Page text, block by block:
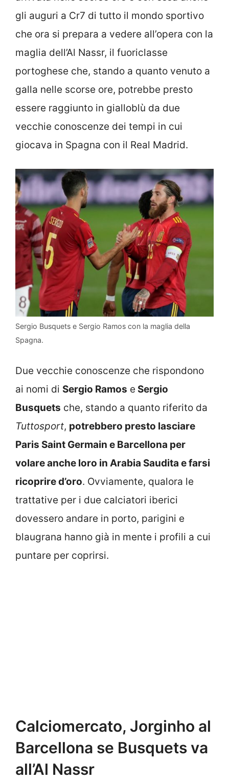
gli auguri a Cr7 di tutto il mondo sportivo
che ora si prepara a vedere all’opera con la
maglia dell’Al Nassr, il fuoriclasse
portoghese che, stando a quanto venuto a
galla nelle scorse ore, potrebbe presto
essere raggiunto in gialloblù da due
vecchie conoscenze dei tempi in cui
giocava in Spagna con il Real Madrid.
Sergio Busquets e Sergio Ramos con la maglia della
Spagna.
Due vecchie conoscenze che rispondono
ai nomi di Sergio Ramos e Sergio
Busquets che, stando a quanto riferito da
Tuttosport, potrebbero presto lasciare
Paris Saint Germain e Barcellona per
volare anche loro in Arabia Saudita e farsi
ricoprire d’oro. Ovviamente, qualora le
trattative per i due calciatori iberici
dovessero andare in porto, parigini e
blaugrana hanno già in mente i profili a cui
puntare per coprirsi.
Calciomercato, Jorginho al
Barcellona se Busquets va
all’Al Nassr